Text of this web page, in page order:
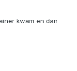
kwam en dan